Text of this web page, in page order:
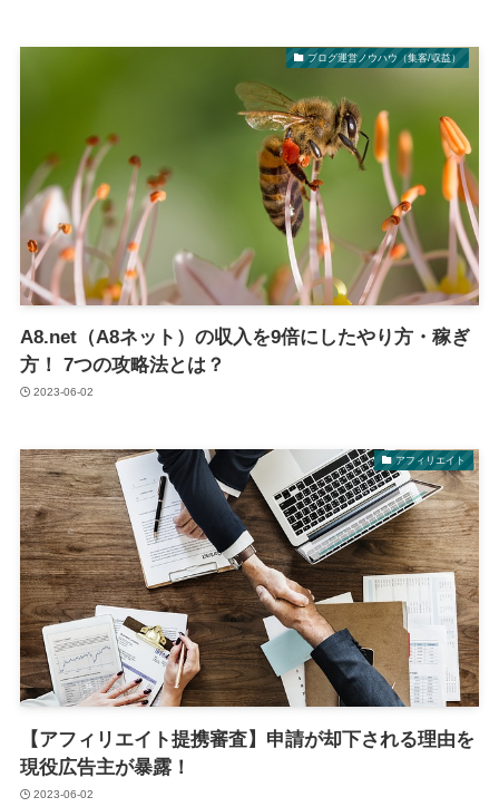
ブログ運営ノウハウ（集客/収益）
A8.net（A8ネット）の収入を9倍にしたやり方・稼ぎ
方！ 7つの攻略法とは？
2023-06-02
アフィリエイト
【アフィリエイト提携審査】申請が却下される理由を
現役広告主が暴露！
2023-06-02